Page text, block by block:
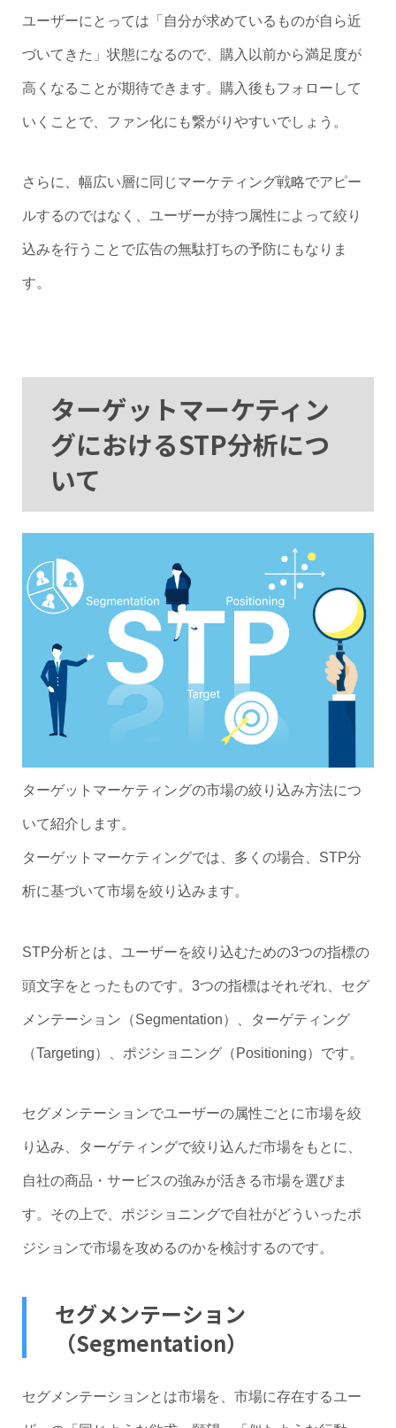
ユーザーにとっては「自分が求めているものが自ら近
づいてきた」状態になるので、購入以前から満足度が
高くなることが期待できます。購入後もフォローして
いくことで、ファン化にも繋がりやすいでしょう。
さらに、幅広い層に同じマーケティング戦略でアピー
ルするのではなく、ユーザーが持つ属性によって絞り
込みを行うことで広告の無駄打ちの予防にもなりま
す。
ターゲットマーケティン
グにおけるSTP分析につ
いて
ターゲットマーケティングの市場の絞り込み方法につ
いて紹介します。
ターゲットマーケティングでは、多くの場合、STP分
析に基づいて市場を絞り込みます。
STP分析とは、ユーザーを絞り込むための3つの指標の
頭文字をとったものです。3つの指標はそれぞれ、セグ
メンテーション（Segmentation）、ターゲティング
（Targeting）、ポジショニング（Positioning）です。
セグメンテーションでユーザーの属性ごとに市場を絞
り込み、ターゲティングで絞り込んだ市場をもとに、
自社の商品・サービスの強みが活きる市場を選びま
す。その上で、ポジショニングで自社がどういったポ
ジションで市場を攻めるのかを検討するのです。
セグメンテーション
（Segmentation）
セグメンテーションとは市場を、市場に存在するユー